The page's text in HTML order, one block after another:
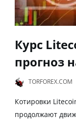
Курс
прогноз
TORFOREX.COM
Котировки
продолжают